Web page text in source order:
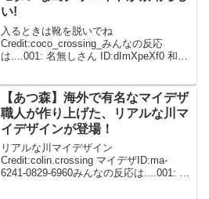
い!
入るときは靴を脱いでね
Credit:coco_crossing_みんなの反応
は....001: 名無しさん ID:dImXpeXf0 和す
でほんと...
【あつ森】海外で有名なマイデザ
職人が作り上げた、リアルな川マ
イデザインが登場！
リアルな川マイデザイン
Credit:colin.crossing マイデザID:ma-
6241-0829-6960みんなの反応は....001: 名